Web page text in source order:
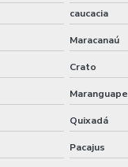
caucacia
Maracanaú
Crato
Maranguape
Quixadá
Pacajus